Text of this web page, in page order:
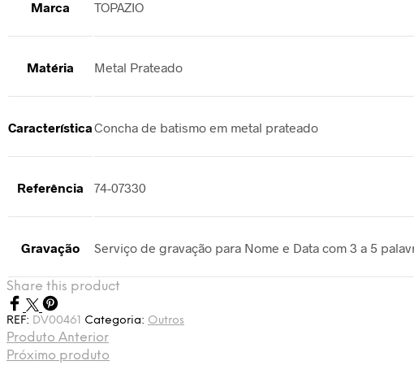
Marca TOPAZIO
Matéria Metal Prateado
CaracterísticaConcha de batismo em metal prateado
Referência 74-07330
Gravação Serviço de gravação para Nome e Data com 3 a 5
Share this product
REF: DV00461 Categoria: Outros
Produto Anterior
Próximo produto